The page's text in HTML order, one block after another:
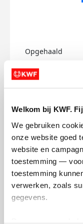
Welkom bij KWF.
We gebruiken
onze website goed
website en
toestemming —
toestemming
verwerken, zoals
gegevens.
Opgehaald